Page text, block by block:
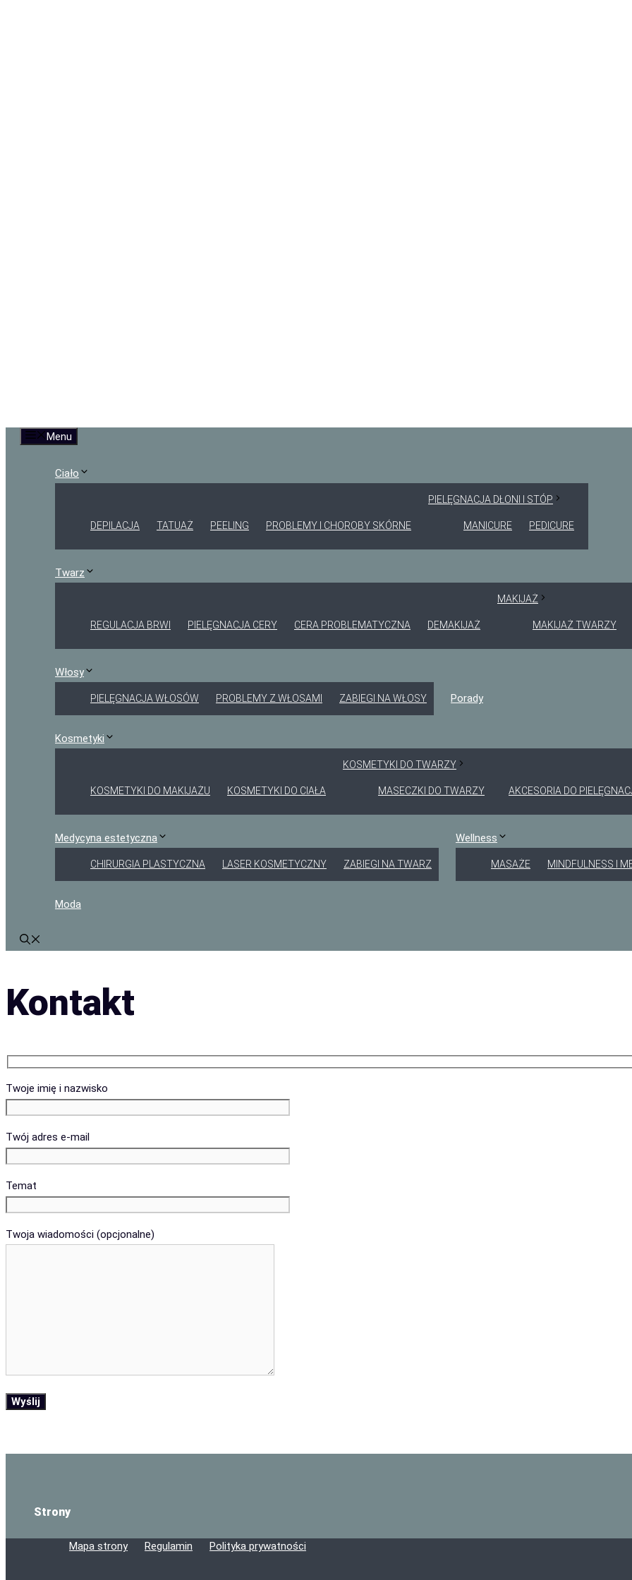
Menu
Ciało
DEPILACJA TATUAŻ PEELING PROBLEMY I CHOROBY SKÓRNE
PIELĘGNACJA DŁONI I STÓP
MANICURE PEDICURE
Twarz
REGULACJA BRWI PIELĘGNACJA CERY CERA PROBLEMATYCZNA DEMAKIJAŻ
MAKIJAŻ
MAKIJAŻ TWARZY
Włosy
PIELĘGNACJA WŁOSÓW PROBLEMY Z WŁOSAMI ZABIEGI NA WŁOSY Porady
Kosmetyki
KOSMETYKI DO MAKIJAŻU KOSMETYKI DO CIAŁA
KOSMETYKI DO TWARZY
MASECZKI DO TWARZY AKCESORIA DO
Medycyna estetyczna
CHIRURGIA PLASTYCZNA LASER KOSMETYCZNY ZABIEGI NA TWARZ
Wellness
MASAŻE MINDFULNESS I
Moda
Kontakt
Twoje imię i nazwisko
Twój adres e-mail
Temat
Twoja wiadomości (opcjonalne)
Strony
Mapa strony Regulamin Polityka prywatności